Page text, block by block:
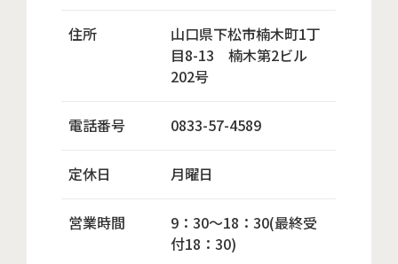
住所
山口県下松市楠木町1丁
目8-13 楠木第2ビル
202号
電話番号 0833-57-4589
定休日 月曜日
営業時間
9：30～18：30(最終受
付18：30)